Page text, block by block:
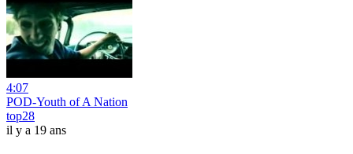
4:07
POD-Youth of A Nation
top28
il y a 19 ans